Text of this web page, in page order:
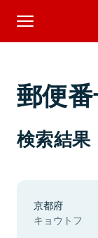
郵便
検索結果
京都府
キョウトフ